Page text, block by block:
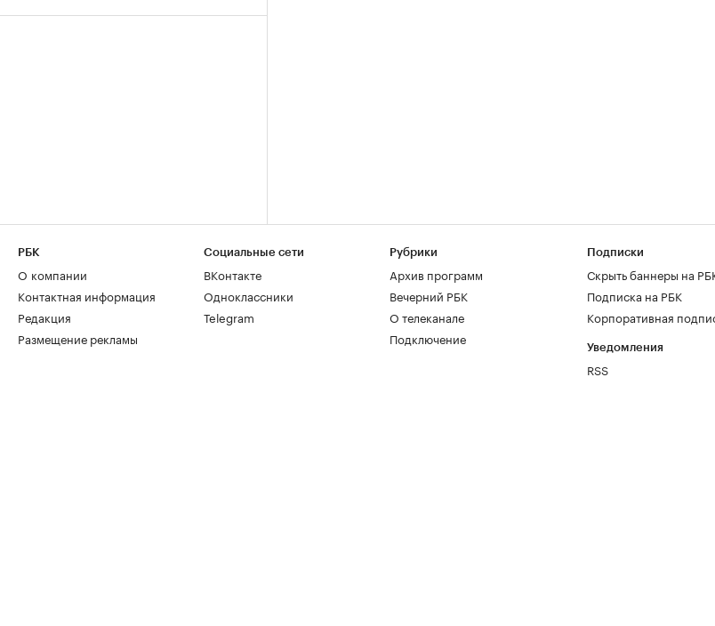
РБК
О компании
Контактная информация
Редакция
Размещение рекламы
Социальные сети
ВКонтакте
Одноклассники
Telegram
Рубрики
Архив программ
Вечерний РБК
О телеканале
Подключение
Подписки
Скрыть баннеры на
Подписка на РБК
Корпоративная
Уведомления
RSS